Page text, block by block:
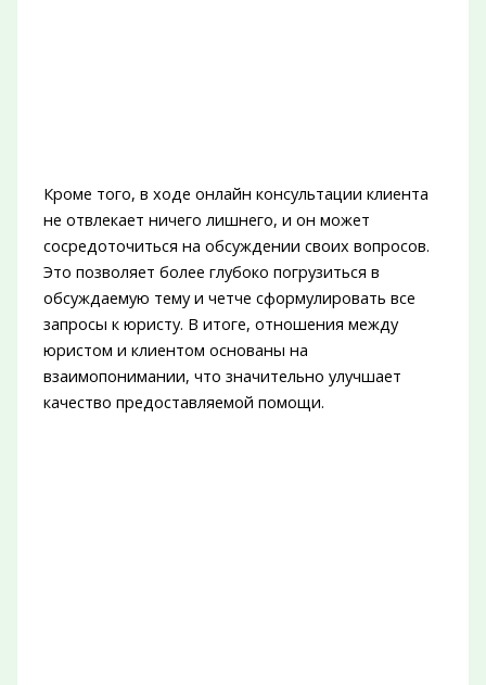
Кроме того, в ходе онлайн консультации клиента
не отвлекает ничего лишнего, и он может
сосредоточиться на обсуждении своих вопросов.
Это позволяет более глубоко погрузиться в
обсуждаемую тему и четче сформулировать все
запросы к юристу. В итоге, отношения между
юристом и клиентом основаны на
взаимопонимании, что значительно улучшает
качество предоставляемой помощи.